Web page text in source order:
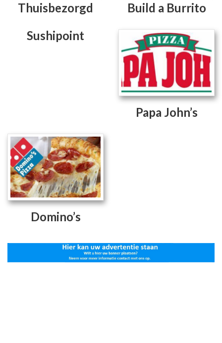
Thuisbezorgd
Build a Burrito
Sushipoint
Papa John’s
Domino’s